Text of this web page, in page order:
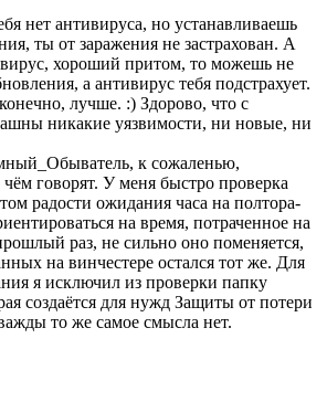
нет антивируса, но устанавливаешь
ты от заражения не застрахован. А
хороший притом, то можешь не
а антивирус тебя подстрахует.
лучше. :) Здорово, что с
никакие уязвимости, ни новые, ни
к сожаленью,
говорят. У меня быстро проверка
радости ожидания часа на полтора-
на время, потраченное на
раз, не сильно оно поменяется,
на винчестере остался тот же. Для
я исключил из проверки папку
создаётся для нужд Защиты от потери
то же самое смысла нет.